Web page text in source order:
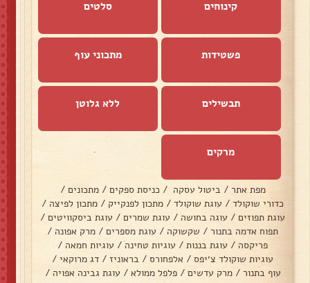
קינוחים סלטים
פשטידות מתכוני עוף
תבשילים ללא גלוטן
מרקים
מפת אתר / ביטול עסקה / כניסת ספקים / מתכונים /
כדורי שוקולד / עוגת שוקולד / מתכון לפנקייק / מתכון לפיצה /
עוגת תפוזים / עוגה בחושה / עוגת שמרים / עוגת ביסקוויטים /
תפוח אדמה בתנור / שקשוקה / עוגת מספרים / מרק אפונה /
פריקסה / עוגת בננות / עוגיות טחינה / עוגיות חמאה /
עוגיות שוקולד צ׳יפס / אלפחורס / בראוניז / דג מרוקאי /
עוף בתנור / מרק עדשים / פלפל ממולא / עוגת גבינה אפויה /